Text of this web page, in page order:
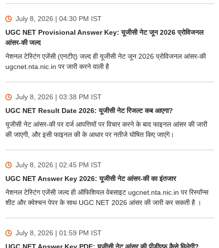
July 8, 2026 | 04:30 PM IST
UGC NET Provisional Answer Key: यूजीसी नेट जून 2026 प्रोविजनल
आंसर-की जल्द
नेशनल टेस्टिंग एजेंसी (एनटीए) जल्द ही यूजीसी नेट जून 2026 प्रोविजनल आंसर-की
ugcnet.nta.nic.in पर जारी करने वाली है
July 8, 2026 | 03:38 PM IST
UGC NET Result Date 2026: यूजीसी नेट रिजल्ट कब आएगा?
यूजीसी नेट आंसर-की पर दर्ज आपत्तियों पर विचार करने के बाद फाइनल आंसर की जारी
की जाएगी, और इसी फाइनल की के आधार पर नतीजे घोषित किए जाएंगे।
July 8, 2026 | 02:45 PM IST
UGC NET Answer Key 2026: यूजीसी नेट आंसर-की का इंतजार
नेशनल टेस्टिंग एजेंसी जल्द ही ऑफिशियल वेबसाइट ugcnet.nta.nic.in पर रिस्पॉन्स
शीट और क्वेश्चन पेपर के साथ UGC NET 2026 आंसर की जारी कर सकती है ।
July 8, 2026 | 01:59 PM IST